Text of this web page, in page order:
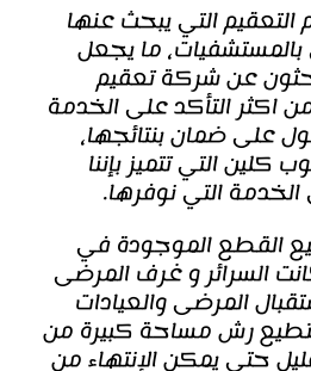
التي يبحث عنها
ما يجعل
عن شركة تعقيم
التأكد على الخدمة
على ضمان بنتائجها،
التي تتميز بإننا
التي نوفرها.
القطع الموجودة في
السرائر و غرف المرضى
المرضى والعيادات
رش مساحة كبيرة من
حتى يمكن الإنتهاء من